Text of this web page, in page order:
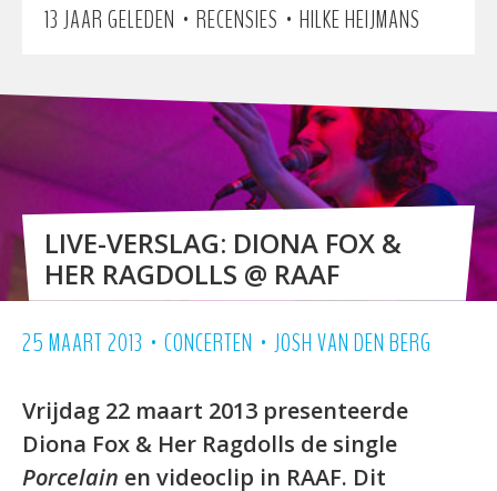
13 JAAR GELEDEN • RECENSIES • HILKE HEIJMANS
LIVE-VERSLAG: DIONA FOX &
HER RAGDOLLS @ RAAF
25 MAART 2013 • CONCERTEN • JOSH VAN DEN BERG
Vrijdag 22 maart 2013 presenteerde
Diona Fox & Her Ragdolls de single
Porcelain en videoclip in RAAF. Dit